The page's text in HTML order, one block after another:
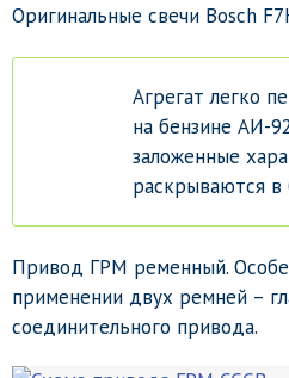
Оригинальные свечи Bosch
Агрегат легко
на бензине АИ-
заложенные
раскрываются в
Привод ГРМ ременный.
применении двух ремней –
соединительного привода.